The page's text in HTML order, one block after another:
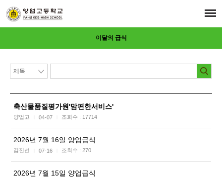
이달의 급식
축산물품질평가원'맘편한서비스'
양업고 04-07 조회수 : 17714
2026년 7월 16일 양업급식
김진선 07-16 조회수 : 270
2026년 7월 15일 양업급식